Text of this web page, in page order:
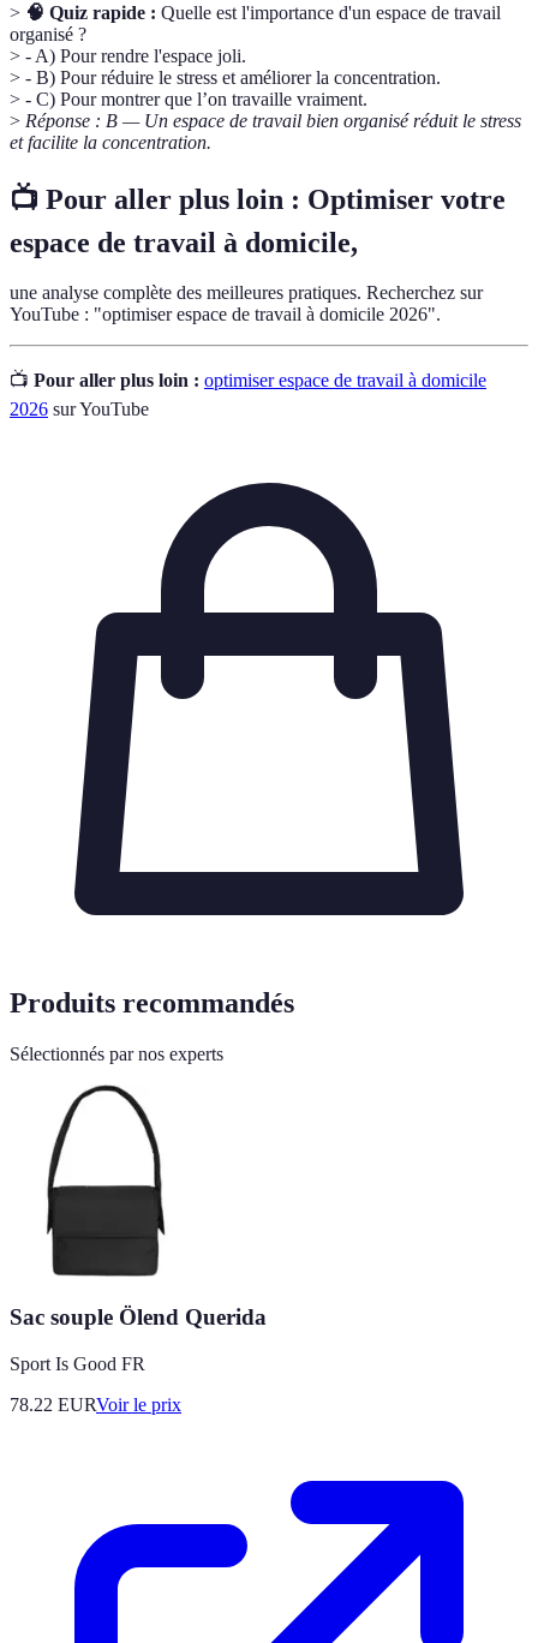
> 🧠 Quiz rapide : Quelle est l'importance d'un espace de travail
organisé ?
> - A) Pour rendre l'espace joli.
> - B) Pour réduire le stress et améliorer la concentration.
> - C) Pour montrer que l’on travaille vraiment.
> Réponse : B — Un espace de travail bien organisé réduit le stress
et facilite la concentration.
📺 Pour aller plus loin : Optimiser votre
espace de travail à domicile,
une analyse complète des meilleures pratiques. Recherchez sur
YouTube : "optimiser espace de travail à domicile 2026".
📺 Pour aller plus loin : optimiser espace de travail à domicile
2026 sur YouTube
Produits recommandés
Sélectionnés par nos experts
Sac souple Ölend Querida
Sport Is Good FR
78.22 EURVoir le prix